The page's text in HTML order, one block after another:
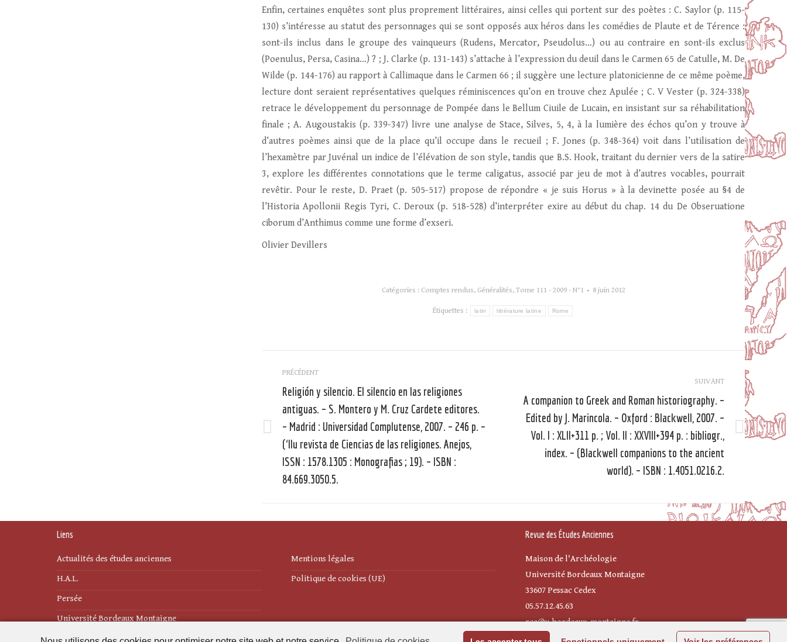
Enfin, certaines enquêtes sont plus proprement littéraires, ainsi celles qui portent sur des poètes : C. Saylor (p. 115-
130) s’intéresse au statut des personnages qui se sont opposés aux héros dans les comédies de Plaute et de Térence :
sont-ils inclus dans le groupe des vainqueurs (Rudens, Mercator, Pseudolus…) ou au contraire en sont-ils exclus
(Poenulus, Persa, Casina…) ? ; J. Clarke (p. 131-143) s’attache à l’expression du deuil dans le Carmen 65 de Catulle, M. De
Wilde (p. 144-176) au rapport à Callimaque dans le Carmen 66 ; il suggère une lecture platonicienne de ce même poème,
lecture dont seraient représentatives quelques réminiscences qu’on en trouve chez Apulée ; C. V Vester (p. 324-338)
retrace le développement du personnage de Pompée dans le Bellum Ciuile de Lucain, en insistant sur sa réhabilitation
finale ; A. Augoustakis (p. 339-347) livre une analyse de Stace, Silves, 5, 4, à la lumière des échos qu’on y trouve à
d’autres poèmes ainsi que de la place qu’il occupe dans le recueil ; F. Jones (p. 348-364) voit dans l’utilisation de
l’hexamètre par Juvénal un indice de l’élévation de son style, tandis que B.S. Hook, traitant du dernier vers de la satire
3, explore les différentes connotations que le terme caligatus, associé par jeu de mot à d’autres vocables, pourrait
revêtir. Pour le reste, D. Praet (p. 505-517) propose de répondre « je suis Horus » à la devinette posée au §4 de
l’Historia Apollonii Regis Tyri, C. Deroux (p. 518-528) d’interpréter exire au début du chap. 14 du De Obseruatione
ciborum d’Anthimus comme une forme d’exseri.
Olivier Devillers
Catégories : Comptes rendus, Généralités, Tome 111 - 2009 - N°1 8 juin 2012
Étiquettes : latin littérature latine Rome
Navigation
article
PRÉCÉDENT
Article
précédent
:
Religión y silencio. El silencio en las religiones
antiguas. – S. Montero y M. Cruz Cardete editores.
– Madrid : Universidad Complutense, 2007. – 246 p. –
(‘Ilu revista de Ciencias de las religiones. Anejos,
ISSN : 1578.1305 : Monografias ; 19). – ISBN :
84.669.3050.5.
SUIVANT
Article
suivant
A companion to Greek and Roman historiography. –
Edited by J. Marincola. – Oxford : Blackwell, 2007. –
Vol. I : XLII+311 p. ; Vol. II : XXVIII+394 p. : bibliogr.,
index. – (Blackwell companions to the ancient
world). – ISBN : 1.4051.0216.2.
Liens
Actualités des études anciennes
H.A.L.
Persée
Université Bordeaux Montaigne
Mentions légales
Politique de cookies (UE)
Revue des Études Anciennes
Maison de l'Archéologie
Université Bordeaux Montaigne
33607 Pessac Cedex
05.57.12.45.63
rea@u-bordeaux-montaigne.fr